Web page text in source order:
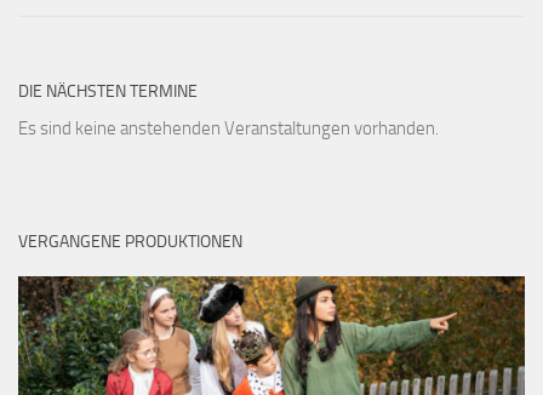
DIE NÄCHSTEN TERMINE
Es sind keine anstehenden Veranstaltungen vorhanden.
VERGANGENE PRODUKTIONEN